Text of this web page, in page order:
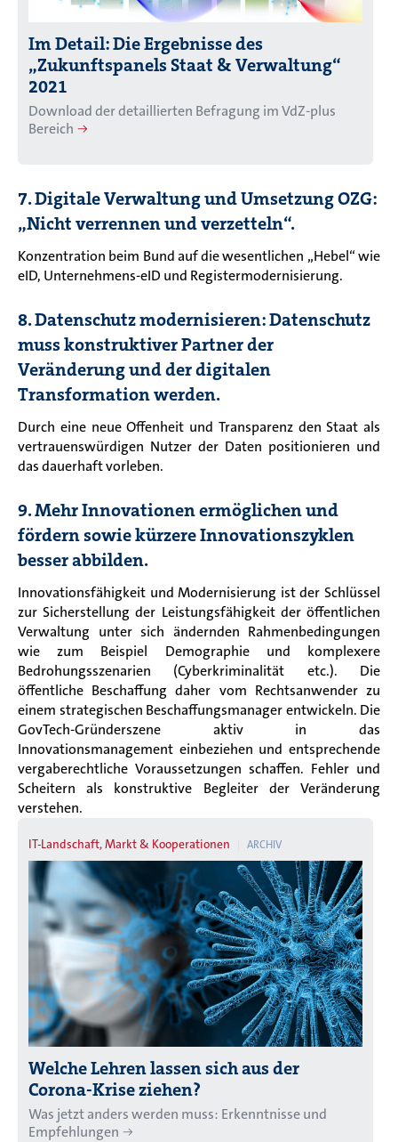
Im Detail: Die Ergebnisse des
„Zukunftspanels Staat & Verwaltung“
2021
Download der detaillierten Befragung im VdZ-plus
Bereich
7. Digitale Verwaltung und Umsetzung OZG:
„Nicht verrennen und verzetteln“.
Konzentration beim Bund auf die wesentlichen „Hebel“ wie
eID, Unternehmens-eID und Registermodernisierung.
8. Datenschutz modernisieren: Datenschutz
muss konstruktiver Partner der
Veränderung und der digitalen
Transformation werden.
Durch eine neue Offenheit und Transparenz den Staat als
vertrauenswürdigen Nutzer der Daten positionieren und
das dauerhaft vorleben.
9. Mehr Innovationen ermöglichen und
fördern sowie kürzere Innovationszyklen
besser abbilden.
Innovationsfähigkeit und Modernisierung ist der Schlüssel
zur Sicherstellung der Leistungsfähigkeit der öffentlichen
Verwaltung unter sich ändernden Rahmenbedingungen
wie zum Beispiel Demographie und komplexere
Bedrohungsszenarien (Cyberkriminalität etc.). Die
öffentliche Beschaffung daher vom Rechtsanwender zu
einem strategischen Beschaffungsmanager entwickeln. Die
GovTech-Gründerszene aktiv in das
Innovationsmanagement einbeziehen und entsprechende
vergaberechtliche Voraussetzungen schaffen. Fehler und
Scheitern als konstruktive Begleiter der Veränderung
verstehen.
IT-Landschaft, Markt & Kooperationen ARCHIV
Welche Lehren lassen sich aus der
Corona-Krise ziehen?
Was jetzt anders werden muss: Erkenntnisse und
Empfehlungen